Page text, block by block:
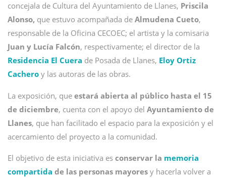
concejala de Cultura del Ayuntamiento de Llanes, Priscila
Alonso, que estuvo acompañada de Almudena Cueto,
responsable de la Oficina CECOEC; el artista y la comisaria
Juan y Lucía Falcón, respectivamente; el director de la
Residencia El Cuera de Posada de Llanes, Eloy Ortiz
Cachero y las autoras de las obras.
La exposición, que estará abierta al público hasta el 15
de diciembre, cuenta con el apoyo del Ayuntamiento de
Llanes, que han facilitado el espacio para la exposición y el
acercamiento del proyecto a la comunidad.
El objetivo de esta iniciativa es conservar la memoria
compartida de las personas mayores y hacerla volver a